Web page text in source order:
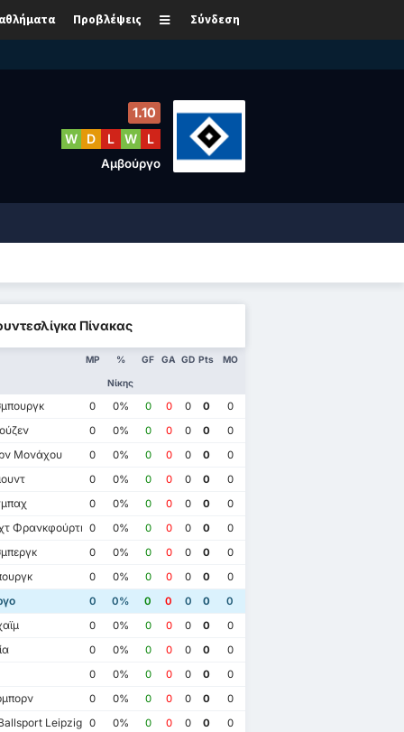
Σύνδεση
Προβλέψεις
1.10
W
D L W L
Αμβούργο
Πίνακας
MP %
Νίκης
GF GA GD Pts ΜΟ
0 0% 0 0 0 0
0
0 0% 0 0 0 0
0
Μονάχου 0 0% 0 0 0 0
0
0 0% 0 0 0 0
0
0 0% 0 0 0 0
0
Φρανκφούρτης0 0% 0 0 0 0
0
0 0% 0 0 0 0
0
0 0% 0 0 0 0
0
0 0% 0 0 0 0
0
0 0% 0 0 0 0
0
0 0% 0 0 0 0
0
0 0% 0 0 0 0
0
0 0% 0 0 0 0
0
Leipzig 0 0% 0 0 0 0
0